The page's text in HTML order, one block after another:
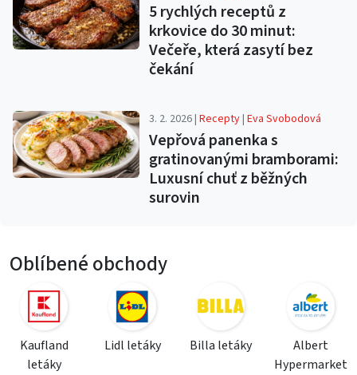
5 rychlých receptů z
krkovice do 30 minut:
Večeře, která zasytí bez
čekání
3. 2. 2026 |Recepty|Eva Svobodová
Vepřová panenka s
gratinovanými bramborami:
Luxusní chuť z běžných
surovin
Oblíbené obchody
Kaufland
letáky
Lidl letáky Billa letáky
Albert
Hypermarket